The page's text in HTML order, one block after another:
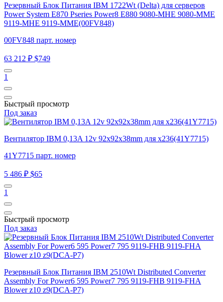
Резервный Блок Питания IBM 1722Wt (Delta) для серверов
Power System E870 Pseries Power8 E880 9080-MHE 9080-MME
9119-MHE 9119-MME(00FV848)
00FV848 парт. номер
63 212 ₽ $749
1
Быстрый просмотр
Под заказ
Вентилятор IBM 0,13A 12v 92x92x38mm для x236(41Y7715)
41Y7715 парт. номер
5 486 ₽ $65
1
Быстрый просмотр
Под заказ
Резервный Блок Питания IBM 2510Wt Distributed Converter
Assembly For Power6 595 Power7 795 9119-FHB 9119-FHA
Blower z10 z9(DCA-P7)